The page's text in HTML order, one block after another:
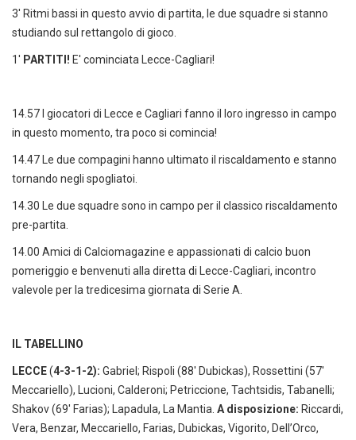
3' Ritmi bassi in questo avvio di partita, le due squadre si stanno
studiando sul rettangolo di gioco.
1' PARTITI! E' cominciata Lecce-Cagliari!
14.57 I giocatori di Lecce e Cagliari fanno il loro ingresso in campo
in questo momento, tra poco si comincia!
14.47 Le due compagini hanno ultimato il riscaldamento e stanno
tornando negli spogliatoi.
14.30 Le due squadre sono in campo per il classico riscaldamento
pre-partita.
14.00 Amici di Calciomagazine e appassionati di calcio buon
pomeriggio e benvenuti alla diretta di Lecce-Cagliari, incontro
valevole per la tredicesima giornata di Serie A.
IL TABELLINO
LECCE(4-3-1-2): Gabriel; Rispoli (88' Dubickas), Rossettini (57'
Meccariello), Lucioni, Calderoni; Petriccione, Tachtsidis, Tabanelli;
Shakov (69' Farias); Lapadula, La Mantia. A disposizione: Riccardi,
Vera, Benzar, Meccariello, Farias, Dubickas, Vigorito, Dell’Orco,